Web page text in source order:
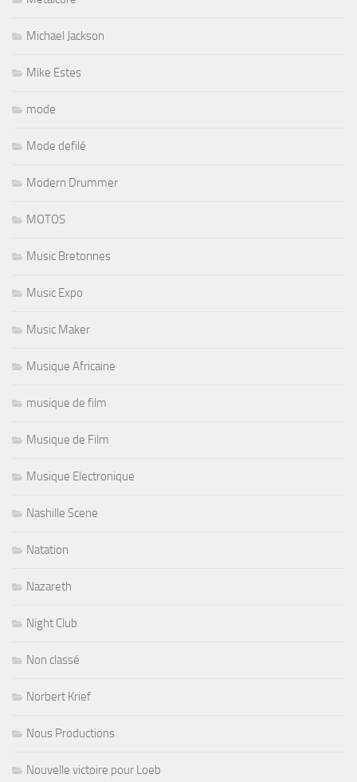
Michael Jackson
Mike Estes
mode
Mode defilé
Modern Drummer
MOTOS
Music Bretonnes
Music Expo
Music Maker
Musique Africaine
musique de film
Musique de Film
Musique Electronique
Nashille Scene
Natation
Nazareth
Night Club
Non classé
Norbert Krief
Nous Productions
Nouvelle victoire pour Loeb